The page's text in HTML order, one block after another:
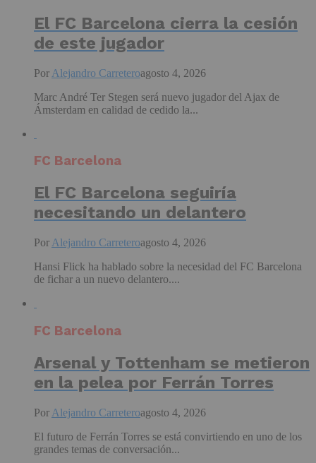
El FC Barcelona cierra la cesión
de este jugador
Por Alejandro Carreteroagosto 4, 2026
Marc André Ter Stegen será nuevo jugador del Ajax de
Ámsterdam en calidad de cedido la...
FC Barcelona
El FC Barcelona seguiría
necesitando un delantero
Por Alejandro Carreteroagosto 4, 2026
Hansi Flick ha hablado sobre la necesidad del FC Barcelona
de fichar a un nuevo delantero....
FC Barcelona
Arsenal y Tottenham se metieron
en la pelea por Ferrán Torres
Por Alejandro Carreteroagosto 4, 2026
El futuro de Ferrán Torres se está convirtiendo en uno de los
grandes temas de conversación...